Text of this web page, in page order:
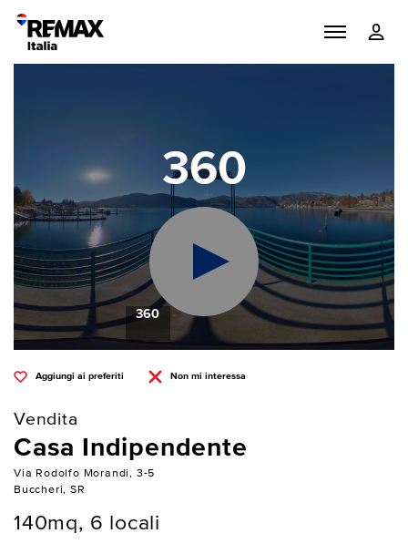
360
360
Aggiungi ai preferiti Non mi interessa
Vendita
Casa Indipendente
Via Rodolfo Morandi, 3-5
Buccheri, SR
140mq, 6 locali